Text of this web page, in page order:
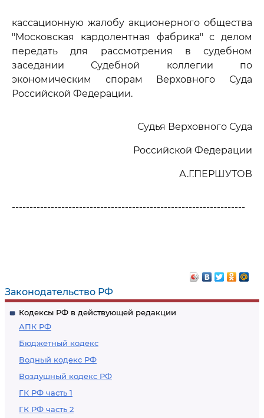
Законодательство РФ
Кодексы РФ в действующей редакции
АПК РФ
Бюджетный кодекс
Водный кодекс РФ
Воздушный кодекс РФ
ГК РФ часть 1
ГК РФ часть 2
кассационную жалобу акционерного общества
"Московская кардолентная фабрика" с делом
передать для рассмотрения в судебном
заседании Судебной коллегии по
экономическим спорам Верховного Суда
Российской Федерации.
Судья Верховного Суда
Российской Федерации
А.Г.ПЕРШУТОВ
------------------------------------------------------------------